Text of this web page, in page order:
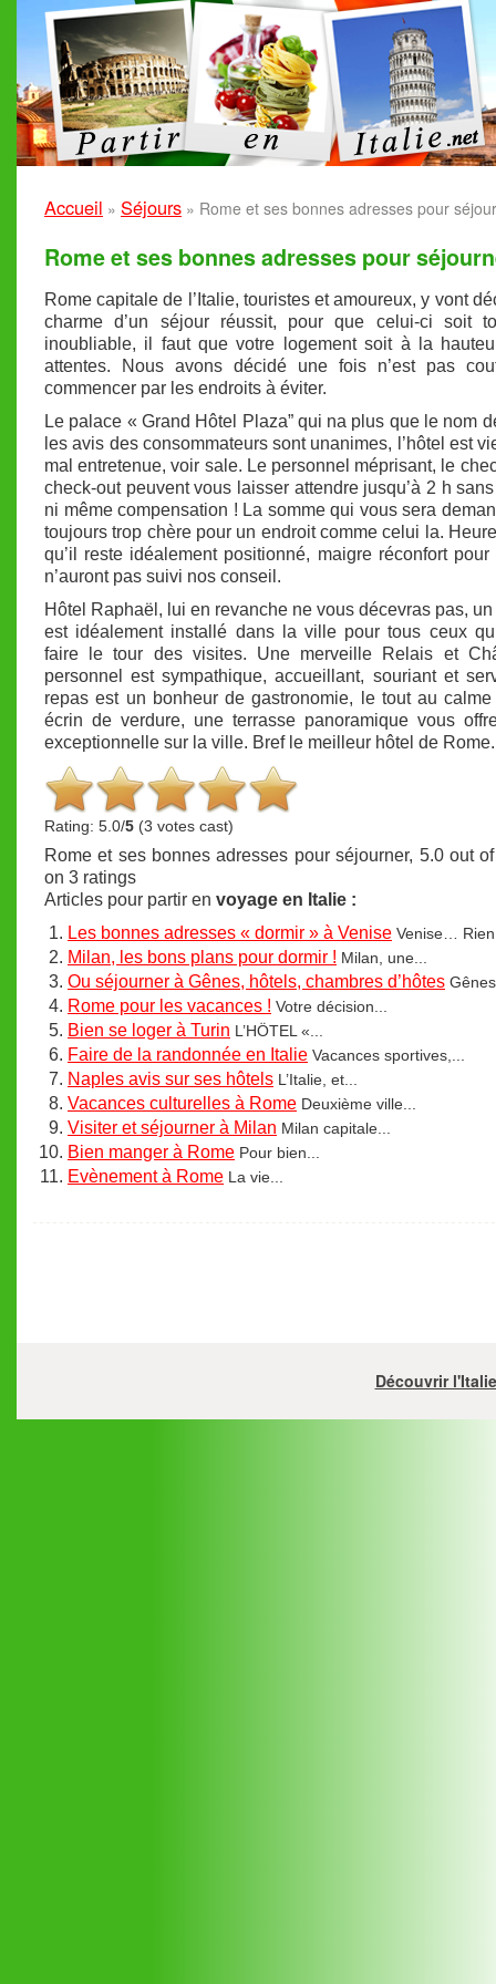
Accueil » Séjours » Rome et ses bonnes adresses pour
Rome et ses bonnes adresses pour
Rome capitale de l’Italie, touristes et amoureux, y vont
charme d’un séjour réussit, pour que celui-ci soit
inoubliable, il faut que votre logement soit à la
attentes. Nous avons décidé une fois n’est pas
commencer par les endroits à éviter.
Le palace « Grand Hôtel Plaza” qui na plus que le nom
les avis des consommateurs sont unanimes, l’hôtel est
mal entretenue, voir sale. Le personnel méprisant, le
check-out peuvent vous laisser attendre jusqu’à 2 h
ni même compensation ! La somme qui vous sera
toujours trop chère pour un endroit comme celui la.
qu’il reste idéalement positionné, maigre réconfort
n’auront pas suivi nos conseil.
Hôtel Raphaël, lui en revanche ne vous décevras pas,
est idéalement installé dans la ville pour tous ceux
faire le tour des visites. Une merveille Relais et
personnel est sympathique, accueillant, souriant et
repas est un bonheur de gastronomie, le tout au
écrin de verdure, une terrasse panoramique vous
exceptionnelle sur la ville. Bref le meilleur hôtel de Rome.
Rating: 5.0/5 (3 votes cast)
Rome et ses bonnes adresses pour séjourner, 5.0out
on 3 ratings
Articles pour partir en voyage en Italie :
Les bonnes adresses « dormir » à Venise Venise…
Milan, les bons plans pour dormir ! Milan, une...
Ou séjourner à Gênes, hôtels, chambres d’hôtes
Rome pour les vacances ! Votre décision...
Bien se loger à Turin L’HÖTEL «...
Faire de la randonnée en Italie Vacances sportives,...
Naples avis sur ses hôtels L’Italie, et...
Vacances culturelles à Rome Deuxième ville...
Visiter et séjourner à Milan Milan capitale...
Bien manger à Rome Pour bien...
Evènement à Rome La vie...
Découvrir